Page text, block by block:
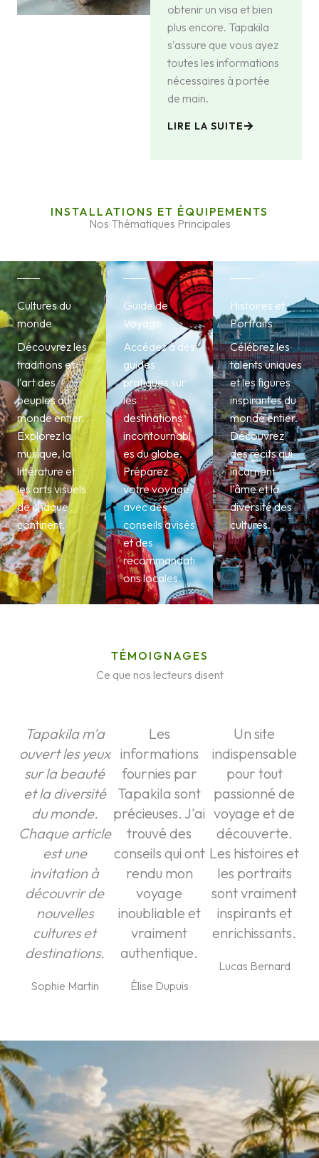
obtenir un visa et bien
plus encore. Tapakila
s'assure que vous ayez
toutes les informations
nécessaires à portée
de main.
LIRE LA SUITE
INSTALLATIONS ET ÉQUIPEMENTS
Nos Thématiques Principales
Cultures du
monde
Découvrez les
traditions et
l'art des
peuples du
monde entier.
Explorez la
musique, la
littérature et
les arts visuels
de chaque
continent.
Guide de
Voyage
Accédez à des
guides
pratiques sur
les
destinations
incontournabl
es du globe.
Préparez
votre voyage
avec des
conseils avisés
et des
recommandati
ons locales.
Histoires et
Portraits
Célébrez les
talents uniques
et les figures
inspirantes du
monde entier.
Découvrez
des récits qui
incarnent
l'âme et la
diversité des
cultures.
TÉMOIGNAGES
Ce que nos lecteurs disent
Tapakila m'a
ouvert les yeux
sur la beauté
et la diversité
du monde.
Chaque article
est une
invitation à
découvrir de
nouvelles
cultures et
destinations.
Sophie Martin
Les
informations
fournies par
Tapakila sont
précieuses. J'ai
trouvé des
conseils qui ont
rendu mon
voyage
inoubliable et
vraiment
authentique.
Élise Dupuis
Un site
indispensable
pour tout
passionné de
voyage et de
découverte.
Les histoires et
les portraits
sont vraiment
inspirants et
enrichissants.
Lucas Bernard